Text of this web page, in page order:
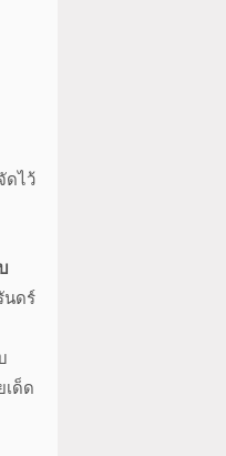
ดไว้
นดร์
ด็ด